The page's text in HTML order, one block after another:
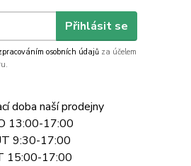
Přihlásit se
osobních údajů za účelem
doba naší prodejny
13:00-17:00
9:30-17:00
15:00-17:00